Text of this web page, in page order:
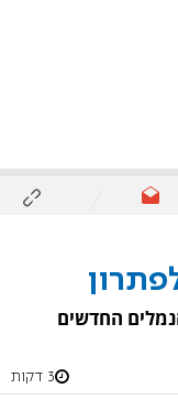
החדשים
3 דקות